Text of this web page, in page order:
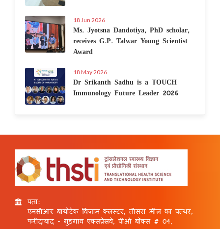
18 Jun 2026
Ms. Jyotsna Dandotiya, PhD scholar,
receives G.P. Talwar Young Scientist
Award
18 May 2026
Dr Srikanth Sadhu is a TOUCH
Immunology Future Leader 2026
पता:
एनसीआर बायोटेक विज्ञान क्लस्टर, तीसरा मील का पत्थर,
फरीदाबाद - गुड़गांव एक्सप्रेसवे, पीओ बॉक्स # 04,